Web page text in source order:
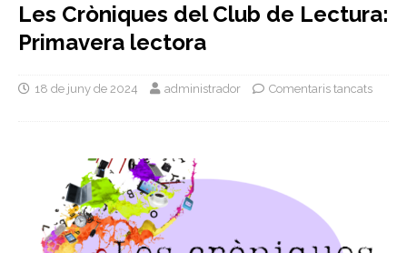
Les Cròniques del Club de Lectura:
Primavera lectora
18 de juny de 2024 administrador Comentaris tancats